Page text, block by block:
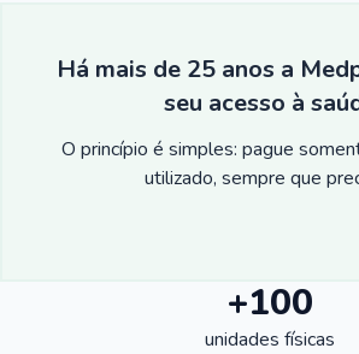
Há mais de 25 anos a
seu acesso à
O princípio é simples: pague
utilizado, sempre que
+100
unidades físicas